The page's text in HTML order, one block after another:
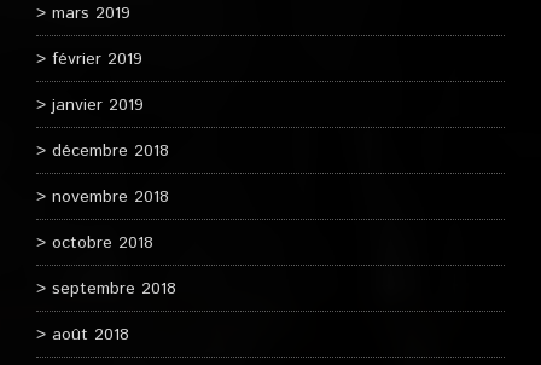
mars 2019
février 2019
janvier 2019
décembre 2018
novembre 2018
octobre 2018
septembre 2018
août 2018